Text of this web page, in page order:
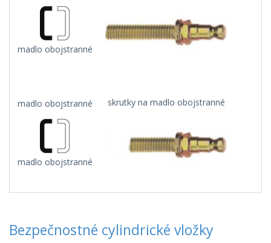
madlo obojstranné
madlo obojstranné
madlo obojstranné
skrutky na madlo obojstranné
Bezpečnostné cylindrické vložky